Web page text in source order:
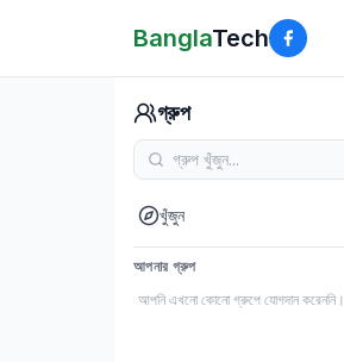
BanglaTech
গ্রুপ
খুঁজুন
আপনার গ্রুপ
আপনি এখনো কোনো গ্রুপে যোগদান করেননি।